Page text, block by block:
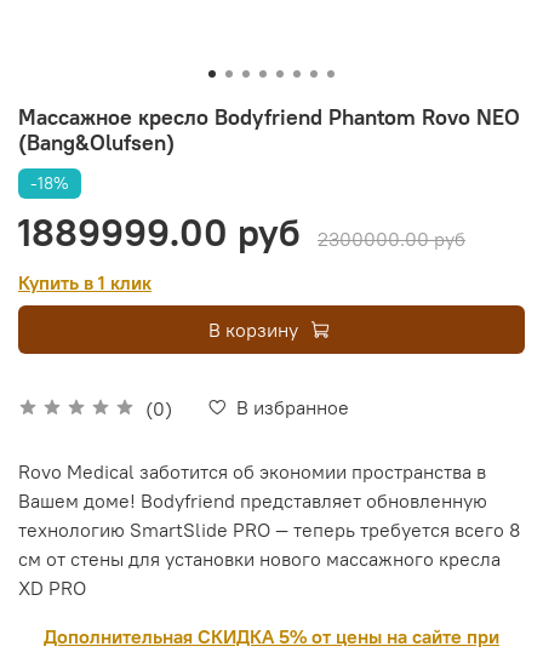
Массажное кресло Bodyfriend Phantom Rovo NEO
(Bang&Olufsen)
(0) В избранное
-18%
1889999.00 руб
2300000.00 руб
Купить в 1 клик
В корзину
Rovo Medical заботится об экономии пространства в
Вашем доме! Bodyfriend представляет обновленную
технологию SmartSlide PRO — теперь требуется всего 8
см от стены для установки нового массажного кресла
XD PRO
Дополнительная СКИДКА 5% от цены на сайте при